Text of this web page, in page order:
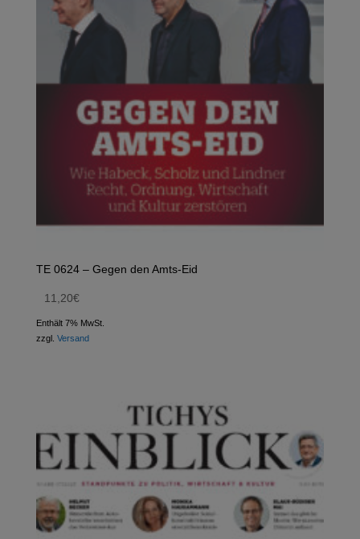
TE 0624 – Gegen den Amts-Eid
11,20€
Enthält 7% MwSt.
zzgl. Versand